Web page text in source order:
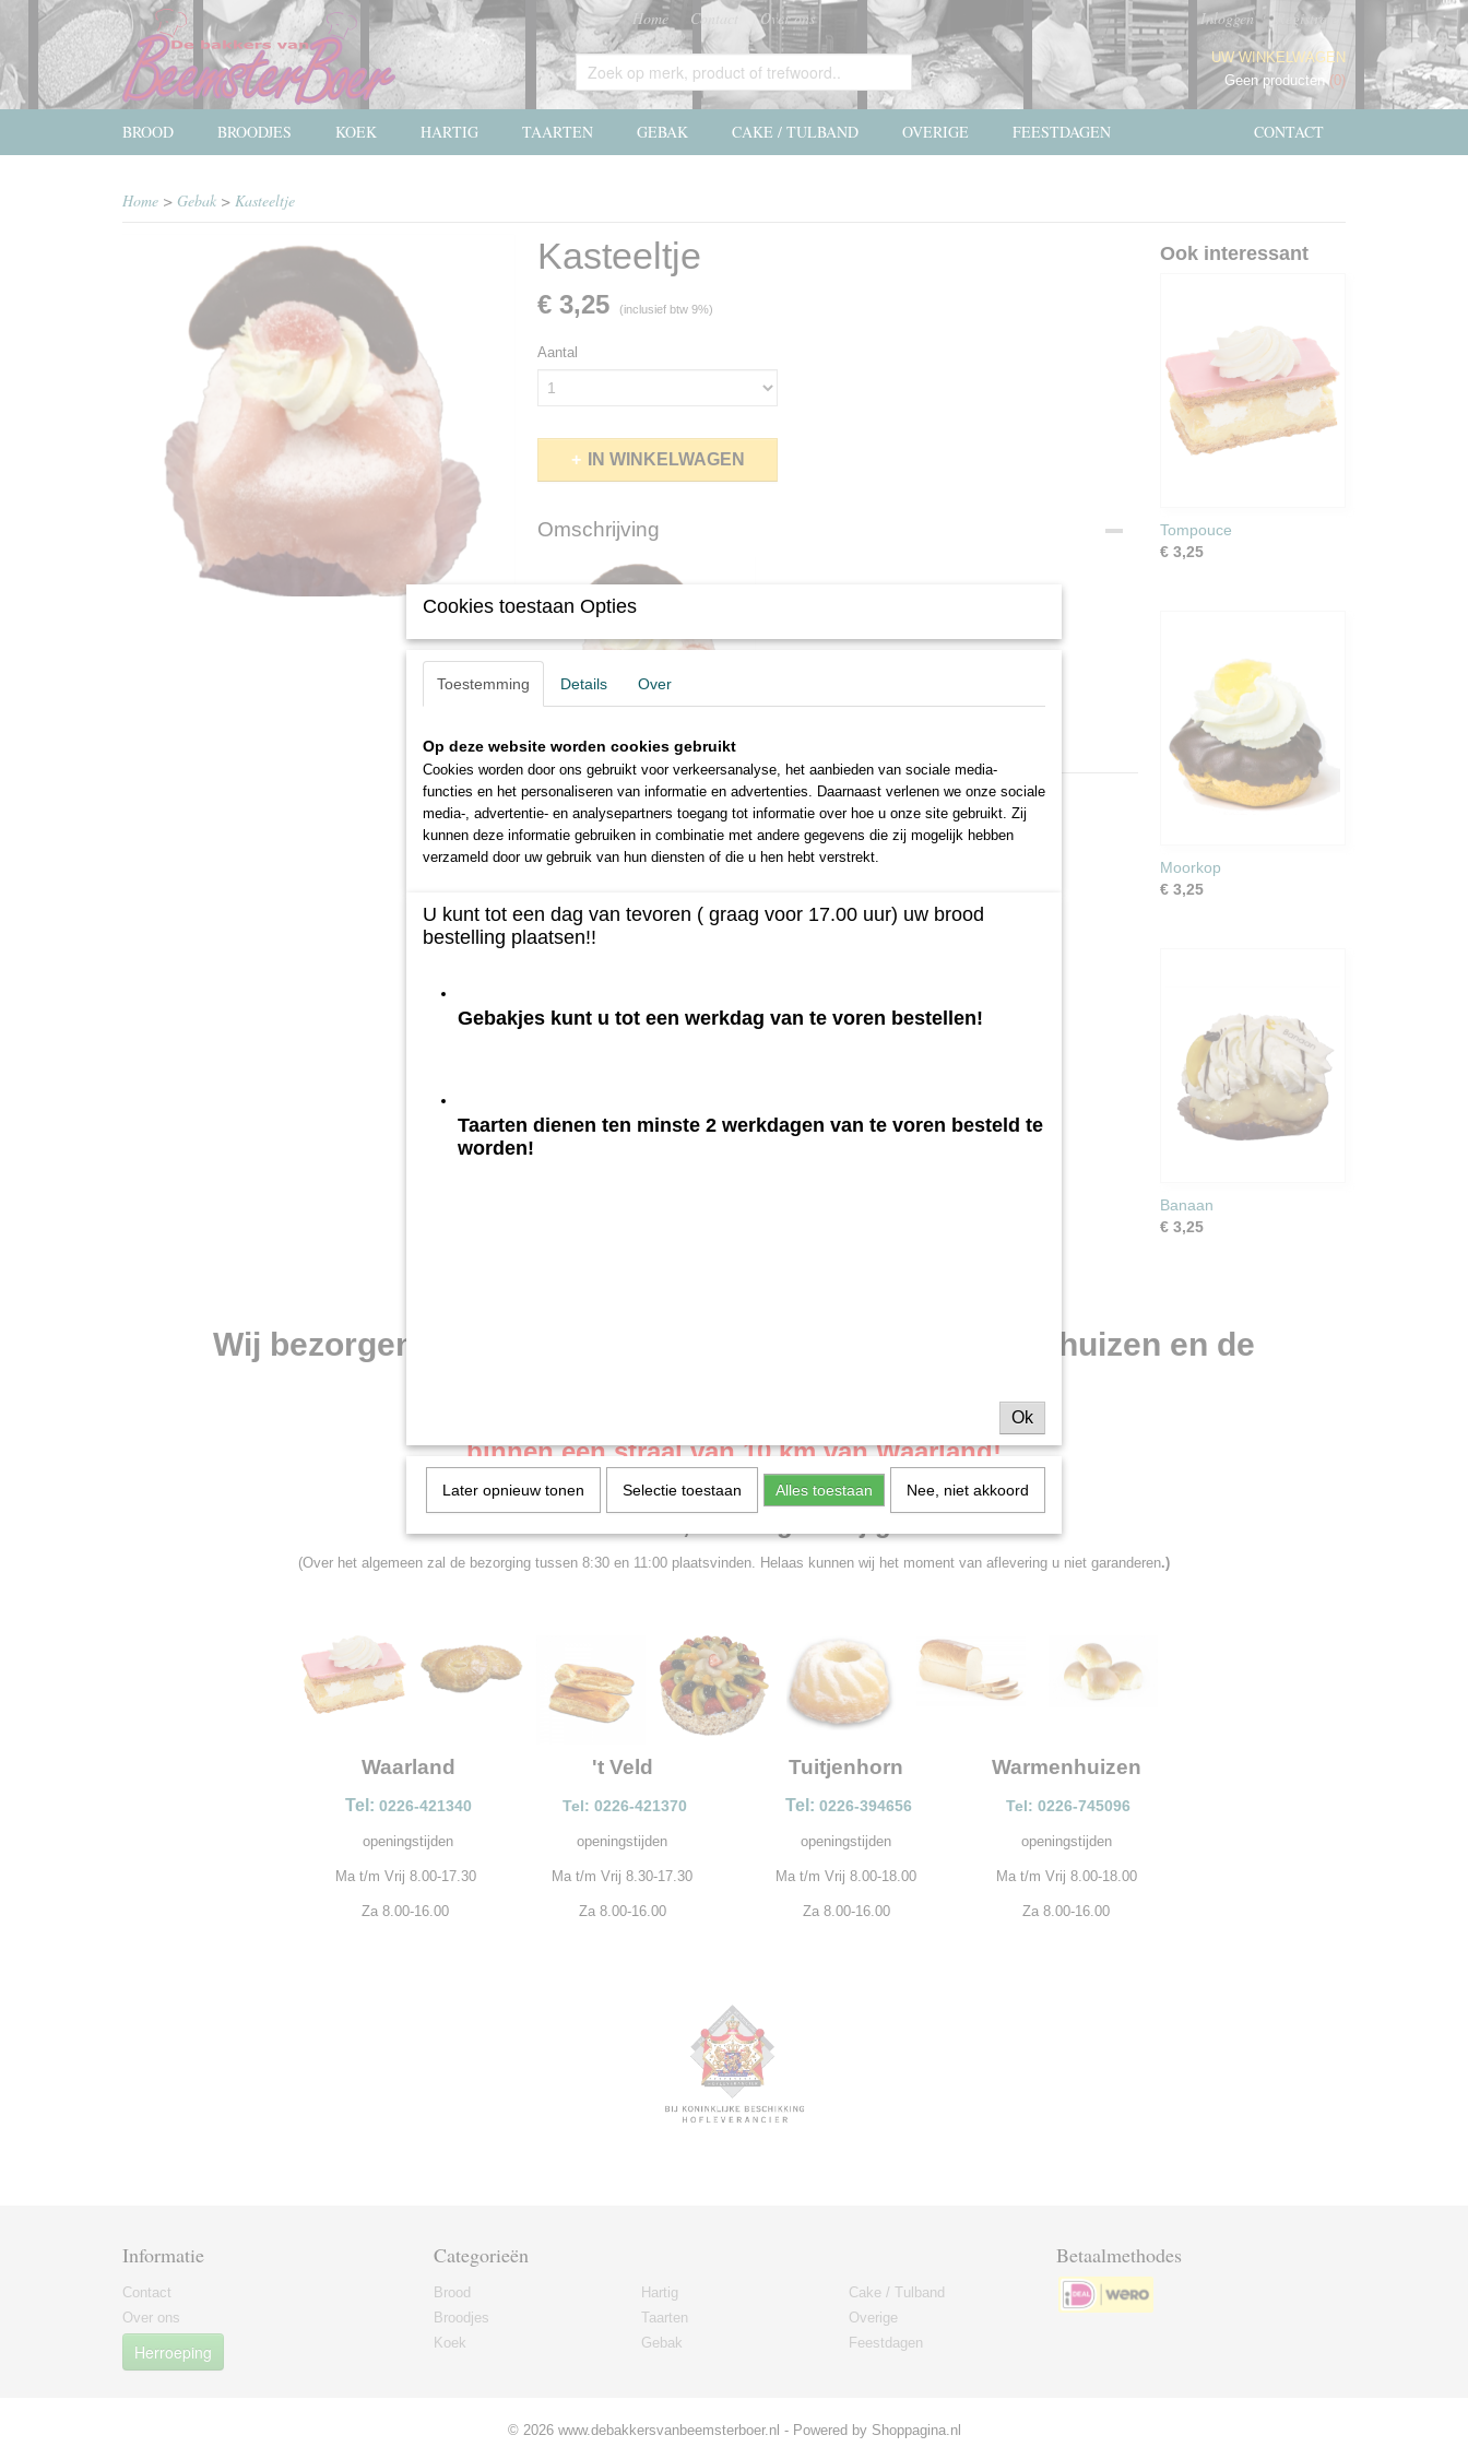
Home Contact Over ons Inloggen Registreren
UW WINKELWAGEN
Geen producten(0)
CONTACT
BROOD BROODJES KOEK HARTIG TAARTEN GEBAK CAKE / TULBAND OVERIGE FEESTDAGEN
Home > Gebak > Kasteeltje
Kasteeltje
€ 3,25 (inclusief btw 9%)
Aantal
IN WINKELWAGEN
Omschrijving
Ook interessant
Tompouce
€ 3,25
Moorkop
€ 3,25
Banaan
€ 3,25
Wij bezorgen in Waarland, 't Veld, Tuitjenhorn, Warmenhuizen en de
binnen een straal van 10 km van Waarland!
(Over het algemeen zal de bezorging tussen 8:30 en 11:00 plaatsvinden. Helaas kunnen wij het moment van aflevering u niet garanderen.)
Waarland
Tel: 0226-421340
openingstijden
Ma t/m Vrij 8.00-17.30
Za 8.00-16.00
't Veld
Tel: 0226-421370
openingstijden
Ma t/m Vrij 8.30-17.30
Za 8.00-16.00
Tuitjenhorn
Tel: 0226-394656
openingstijden
Ma t/m Vrij 8.00-18.00
Za 8.00-16.00
Warmenhuizen
Tel: 0226-745096
openingstijden
Ma t/m Vrij 8.00-18.00
Za 8.00-16.00
Informatie
Contact
Over ons
Herroeping
Categorieën
Brood
Broodjes
Koek
Hartig
Taarten
Gebak
Cake / Tulband
Overige
Feestdagen
Betaalmethodes
© 2026 www.debakkersvanbeemsterboer.nl - Powered by Shoppagina.nl
Cookies toestaan Opties
Toestemming Details Over
Op deze website worden cookies gebruikt
Cookies worden door ons gebruikt voor verkeersanalyse, het aanbieden van sociale media-
functies en het personaliseren van informatie en advertenties. Daarnaast verlenen we onze sociale
media-, advertentie- en analysepartners toegang tot informatie over hoe u onze site gebruikt. Zij
kunnen deze informatie gebruiken in combinatie met andere gegevens die zij mogelijk hebben
verzameld door uw gebruik van hun diensten of die u hen hebt verstrekt.
U kunt tot een dag van tevoren ( graag voor 17.00 uur) uw brood
bestelling plaatsen!!
Gebakjes kunt u tot een werkdag van te voren bestellen!
Taarten dienen ten minste 2 werkdagen van te voren besteld te
worden!
Ok
Later opnieuw tonen Selectie toestaan Alles toestaan Nee, niet akkoord